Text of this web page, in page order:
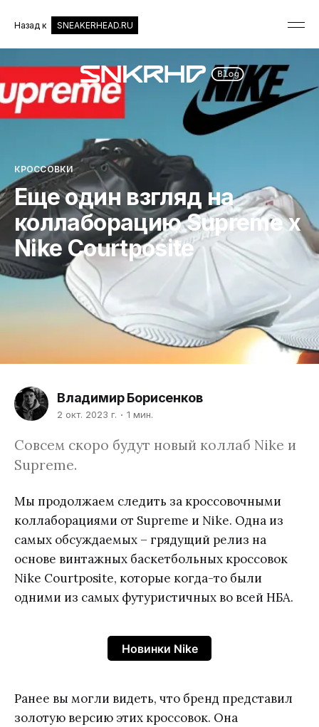
Назад к SNEAKERHEAD.RU
КРОССОВКИ
Еще один взгляд на
коллаборацию Supreme x
Nike Courtposite
Владимир Борисенков
2 окт. 2023 г. 1 мин.
Совсем скоро будут новый коллаб Nike и
Supreme.
Мы продолжаем следить за кроссовочными
коллаборациями от Supreme и Nike. Одна из
самых обсуждаемых – грядущий релиз на
основе винтажных баскетбольных кроссовок
Nike Courtposite, которые когда-то были
одними из самых футуристичных во всей НБА.
Новинки Nike
Ранее вы могли видеть, что бренд представил
золотую версию этих кроссовок. Она